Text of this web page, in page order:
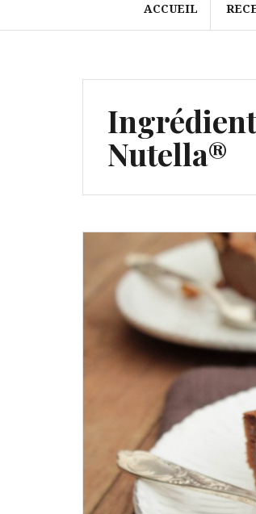
ACCUEIL
Nutella®